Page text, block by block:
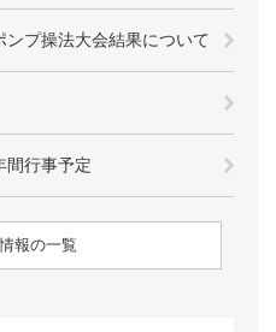
プ操法大会結果について
行事予定
報の一覧